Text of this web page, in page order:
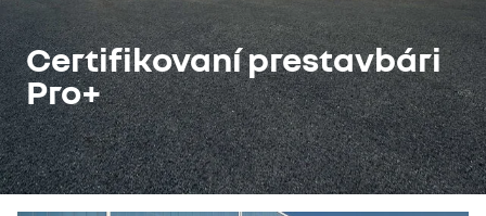
Certifikovaní prestavbári
Pro+​